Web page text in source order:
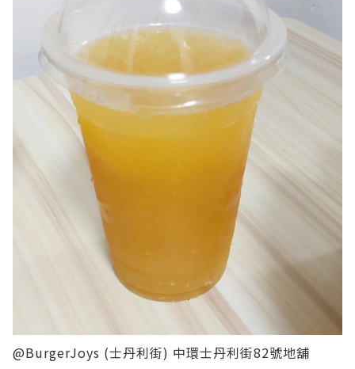
@BurgerJoys (士丹利街) 中環士丹利街82號地舖